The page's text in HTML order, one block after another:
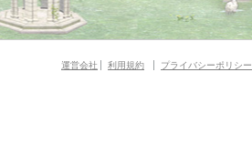
運営会社 利用規約 プライバシーポリシー